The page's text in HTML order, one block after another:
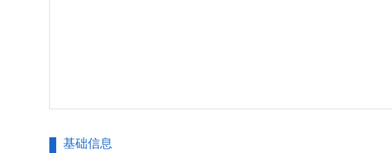
基础信息